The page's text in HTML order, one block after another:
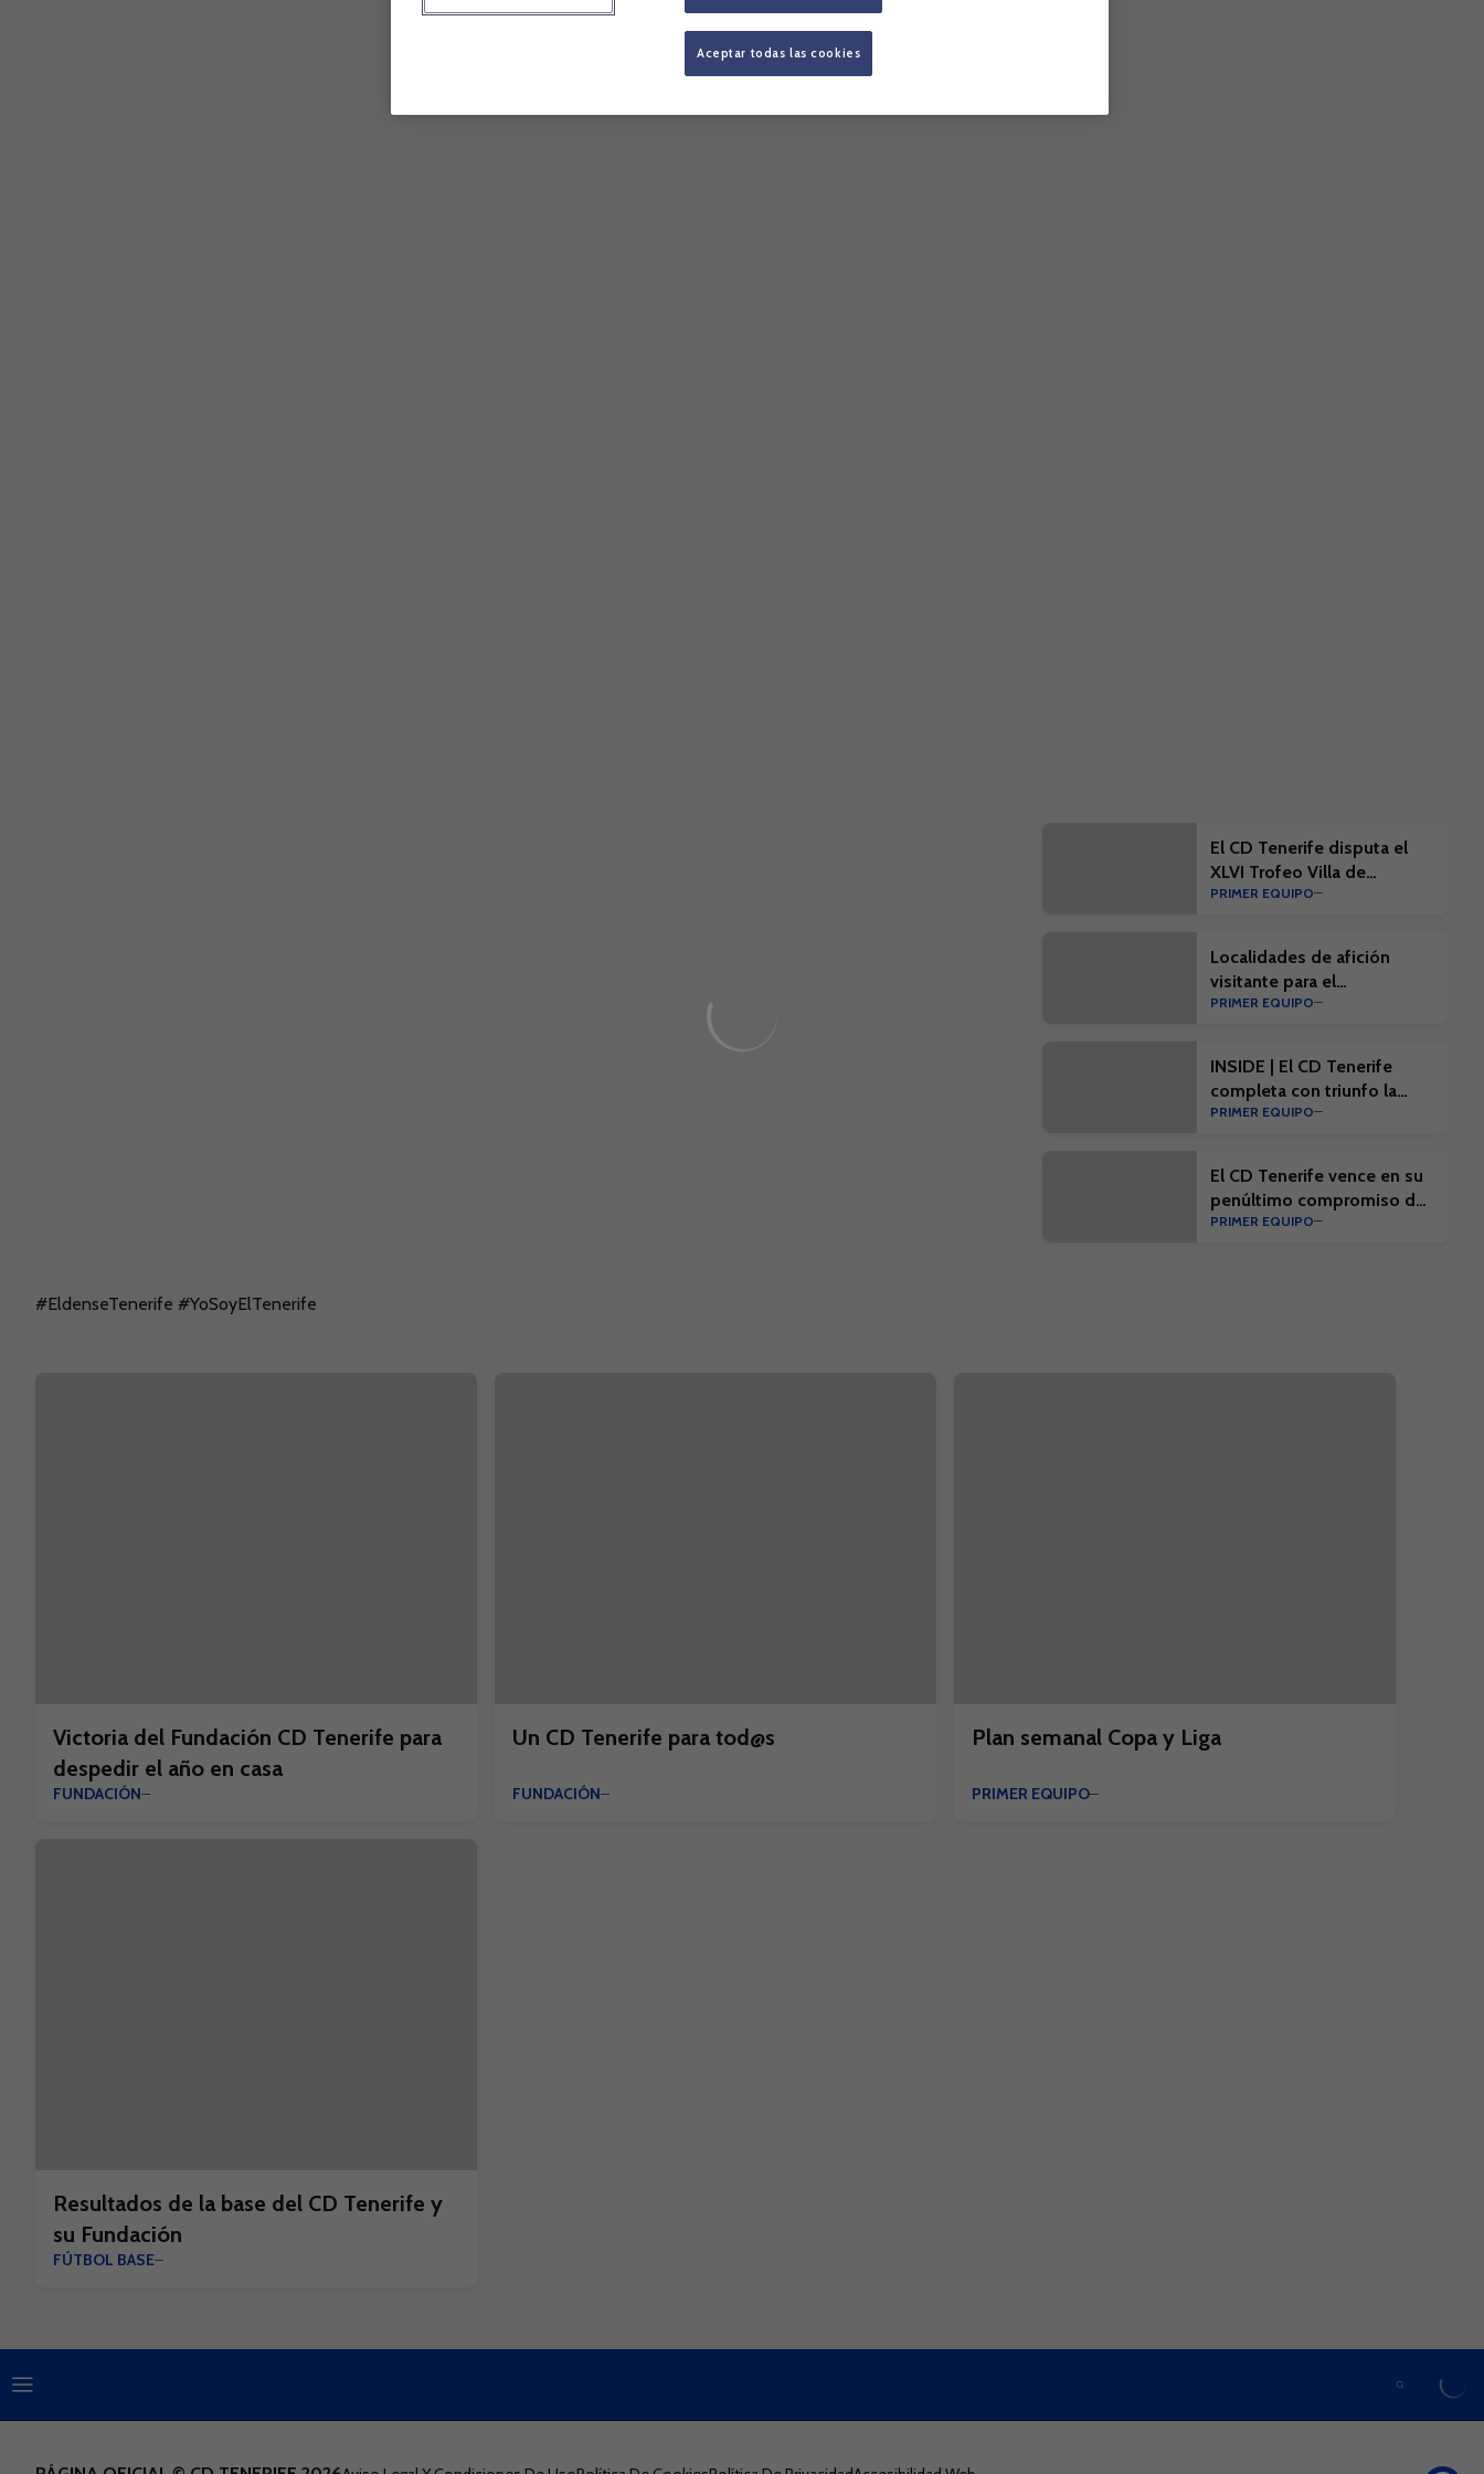
#EldenseTenerife #YoSoyElTenerife
El CD Tenerife disputa el
XLVI Trofeo Villa de
Leganés
PRIMER EQUIPO
Localidades de afición
visitante para el
#EibarTenerife
PRIMER EQUIPO
INSIDE | El CD Tenerife
completa con triunfo la
penúltima prueba de
PRIMER EQUIPO
El CD Tenerife vence en su
penúltimo compromiso de
la pretemporada
PRIMER EQUIPO
Victoria del Fundación CD Tenerife para
despedir el año en casa
FUNDACIÓN
Un CD Tenerife para tod@s
FUNDACIÓN
Plan semanal Copa y Liga
PRIMER EQUIPO
Resultados de la base del CD Tenerife y
su Fundación
FÚTBOL BASE
Aceptar todas las cookies